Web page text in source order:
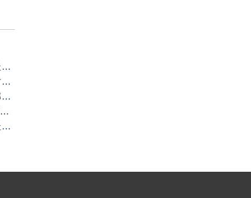
亲身探访北京浪琴官方售后服务中心｜全新电话和网点地址（2026年7月最新）
亲身探访北京浪琴官方售后服务中心｜全新维修地址及官方客服电话（2026年7月最新）
亲身到店探访北京浪琴官方售后服务中心｜服务热线及全部官方地址（2026年7月最新）
北京浪琴保养费用明细与维修服务指南权威公示（2026年7月最新）
亲身到店探访北京浪琴官方售后服务中心｜最新电话及地址（2026年7月最新）